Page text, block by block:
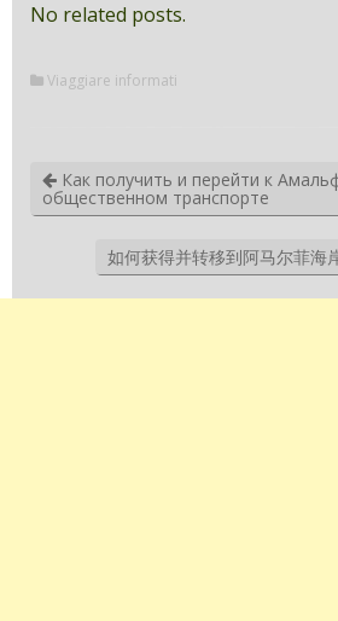
No related posts.
Viaggiare informati
Как получить и перейти к
общественном транспорте
如何获得并转移到阿马尔菲海